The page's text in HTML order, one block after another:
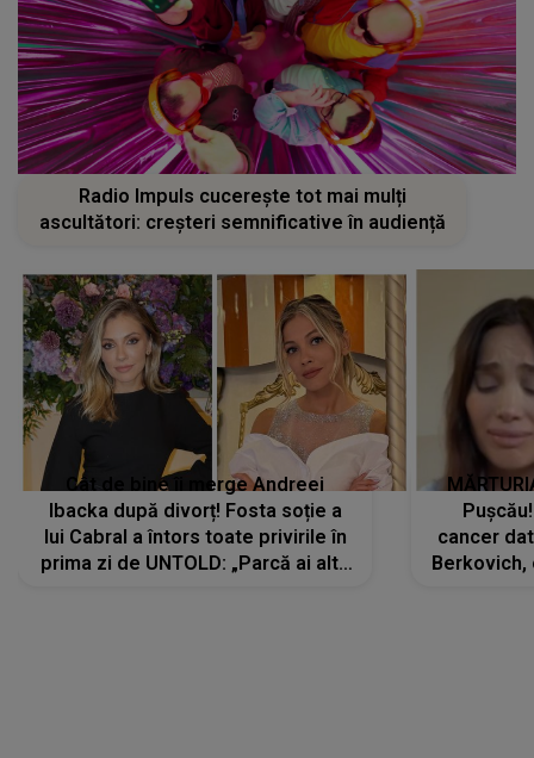
Radio Impuls cucerește tot mai mulți
ascultători: creșteri semnificative în audiență
Cât de bine îi merge Andreei
Ibacka după divorț! Fosta soție a
lui Cabral a întors toate privirile în
prima zi de UNTOLD: „Parcă ai altă
cancer